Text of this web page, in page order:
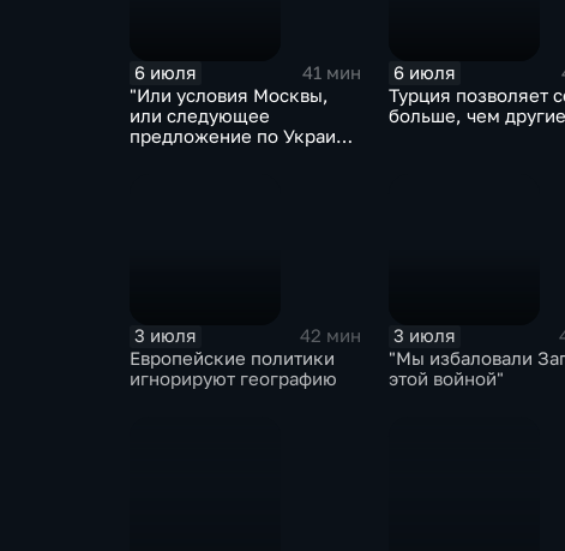
6 июля
41 мин
"Или условия Москвы,
или следующее
предложение по Украине
6 июля
Турция позволяет
больше, чем другие
3 июля
42 мин
Европейские политики
игнорируют географию
3 июля
"Мы избаловали
этой войной"